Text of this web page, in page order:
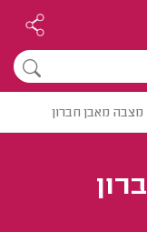
מצבה מאבן חברון